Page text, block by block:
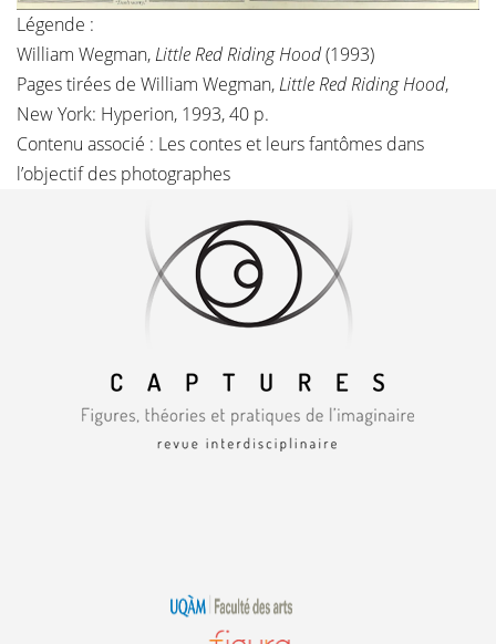
Légende :
William Wegman,Little Red Riding Hood(1993)
Pages tirées de William Wegman,Little Red Riding Hood,
New York: Hyperion, 1993, 40 p.
Contenu associé : Les contes et leurs fantômes dans
l’objectif des photographes